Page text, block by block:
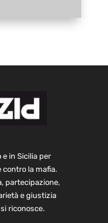
e in Sicilia per
la mafia.
partecipazione,
e giustizia
riconosce.